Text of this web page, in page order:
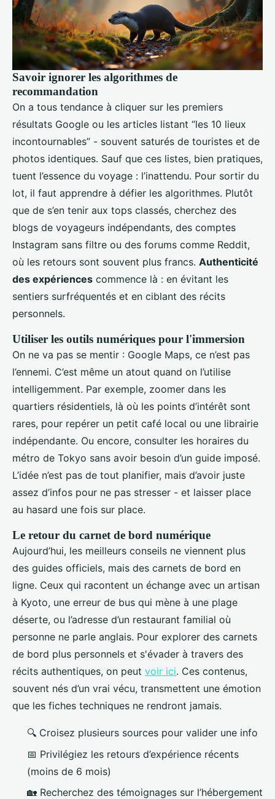
Savoir ignorer les algorithmes de
recommandation
On a tous tendance à cliquer sur les premiers
résultats Google ou les articles listant “les 10 lieux
incontournables” - souvent saturés de touristes et de
photos identiques. Sauf que ces listes, bien pratiques,
tuent l’essence du voyage : l’inattendu. Pour sortir du
lot, il faut apprendre à défier les algorithmes. Plutôt
que de s’en tenir aux tops classés, cherchez des
blogs de voyageurs indépendants, des comptes
Instagram sans filtre ou des forums comme Reddit,
où les retours sont souvent plus francs. Authenticité
des expériences commence là : en évitant les
sentiers surfréquentés et en ciblant des récits
personnels.
Utiliser les outils numériques pour l'immersion
On ne va pas se mentir : Google Maps, ce n’est pas
l’ennemi. C’est même un atout quand on l’utilise
intelligemment. Par exemple, zoomer dans les
quartiers résidentiels, là où les points d’intérêt sont
rares, pour repérer un petit café local ou une librairie
indépendante. Ou encore, consulter les horaires du
métro de Tokyo sans avoir besoin d’un guide imposé.
L’idée n’est pas de tout planifier, mais d’avoir juste
assez d’infos pour ne pas stresser - et laisser place
au hasard une fois sur place.
Le retour du carnet de bord numérique
Aujourd’hui, les meilleurs conseils ne viennent plus
des guides officiels, mais des carnets de bord en
ligne. Ceux qui racontent un échange avec un artisan
à Kyoto, une erreur de bus qui mène à une plage
déserte, ou l’adresse d’un restaurant familial où
personne ne parle anglais. Pour explorer des carnets
de bord plus personnels et s'évader à travers des
récits authentiques, on peut voir ici. Ces contenus,
souvent nés d’un vrai vécu, transmettent une émotion
que les fiches techniques ne rendront jamais.
🔍 Croisez plusieurs sources pour valider une info
📅 Privilégiez les retours d’expérience récents
(moins de 6 mois)
🏡 Recherchez des témoignages sur l’hébergement